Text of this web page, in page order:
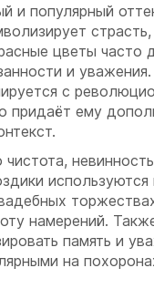
и популярный
цветы часто
и
с
придаёт ему
используются
намерений.
память и
на